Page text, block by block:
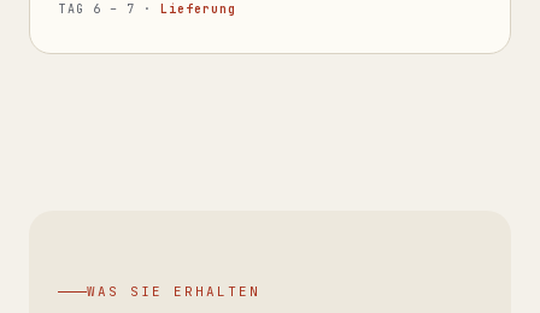
TAG 6 – 7 · Lieferung
WAS SIE ERHALTEN